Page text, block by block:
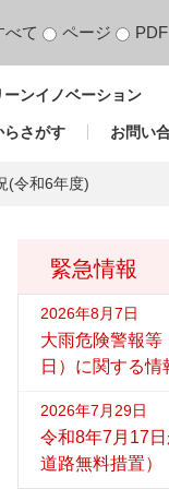
べて ページ PDF
ンイノベーション
らさがす お問い
(令和6年度)
緊急情報
2026年8月7日
大雨危険警報等
日）に関する情
2026年7月29日
令和8年7月17
道路無料措置）